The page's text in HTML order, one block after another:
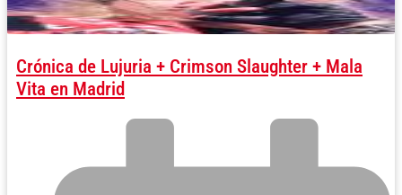
Crónica de Lujuria + Crimson Slaughter + Mala
Vita en Madrid